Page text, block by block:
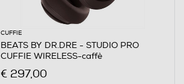
CUFFIE
BEATS BY DR.DRE - STUDIO PRO
CUFFIE WIRELESS-caffè
€ 297,00